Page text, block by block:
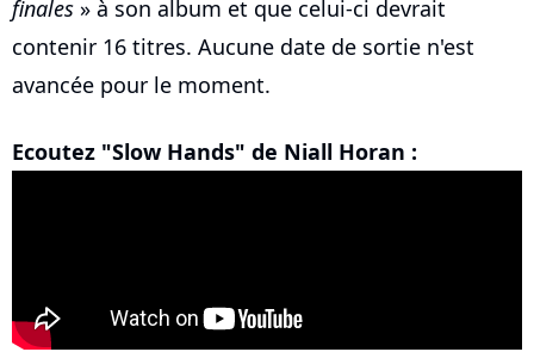
finales » à son album et que celui-ci devrait
contenir 16 titres. Aucune date de sortie n'est
avancée pour le moment.
Ecoutez "Slow Hands" de Niall Horan :